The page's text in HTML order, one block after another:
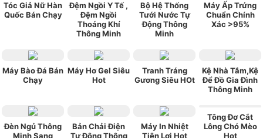
Tóc Giả Nữ Hàn
Quốc Bán Chạy
Đệm Ngồi Y Tế ,
Đệm Ngồi
Thoáng Khí
Thông Minh
Bộ Hệ Thống
Tưới Nước Tự
Động Thông
Minh
Máy Ấp Trứng
Chuẩn Chính
Xác >95%
Máy Bào Đá Bán
Chạy
Máy Hơ Gel Siêu
Hot
Tranh Tráng
Gương Siêu HOt
Kệ Nhà Tắm,Kệ
Để Đồ Gia Đình
Thông Minh
Đèn Ngủ Thông
Minh Sang
Bản Chải Điện
Tự Động Thông
Máy In Nhiệt
Tiện Lợi Hot
Tông Đơ Cắt
Lông Chó Mèo
Hot